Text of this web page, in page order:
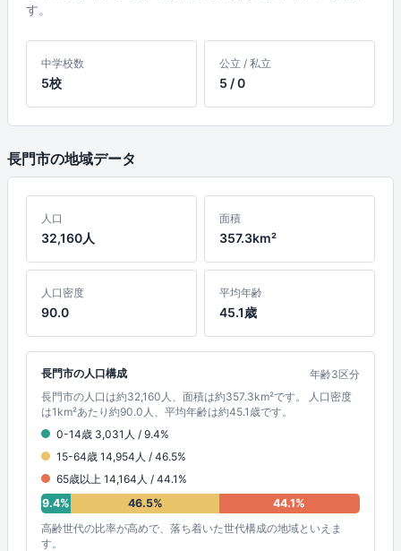
す。
中学校数
5校
公立 / 私立
5 / 0
長門市の地域データ
人口
32,160人
面積
357.3km²
人口密度
90.0
平均年齢
45.1歳
長門市の人口構成
年齢3区分
長門市の人口は約32,160人、面積は約357.3km²です。 人口密度
は1km²あたり約90.0人、平均年齢は約45.1歳です。
0-14歳 3,031人 / 9.4%
15-64歳 14,954人 / 46.5%
65歳以上 14,164人 / 44.1%
9.4%
46.5%
44.1%
高齢世代の比率が高めで、落ち着いた世代構成の地域といえま
す。